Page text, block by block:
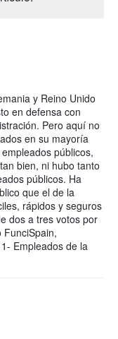
y Reino Unido
en defensa con
Pero aquí no
en su mayoría
públicos,
bien, ni hubo tanto
públicos. Ha
que el de la
rápidos y seguros
dos a tres votos por
FunciSpain,
Empleados de la